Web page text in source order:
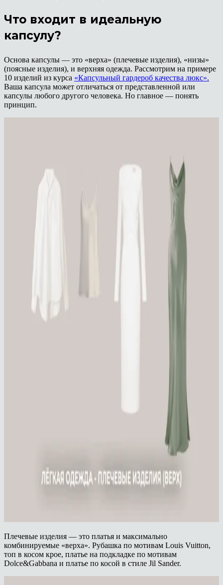
Что входит в идеальную
капсулу?
Основа капсулы — это «верха» (плечевые изделия), «низы»
(поясные изделия), и верхняя одежда. Рассмотрим на примере
10 изделий из курса «Капсульный гардероб качества люкс».
Ваша капсула может отличаться от представленной или
капсулы любого другого человека. Но главное — понять
принцип.
Плечевые изделия — это платья и максимально
комбинируемые «верха». Рубашка по мотивам Louis Vuitton,
топ в косом крое, платье на подкладке по мотивам
Dolce&Gabbana и платье по косой в стиле Jil Sander.